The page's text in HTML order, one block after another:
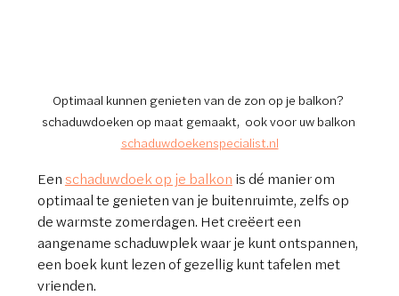
Optimaal kunnen genieten van de zon op je balkon?
schaduwdoeken op maat gemaakt,  ook voor uw balkon
schaduwdoekenspecialist.nl
Een schaduwdoek op je balkon is dé manier om
optimaal te genieten van je buitenruimte, zelfs op
de warmste zomerdagen. Het creëert een
aangename schaduwplek waar je kunt ontspannen,
een boek kunt lezen of gezellig kunt tafelen met
vrienden.